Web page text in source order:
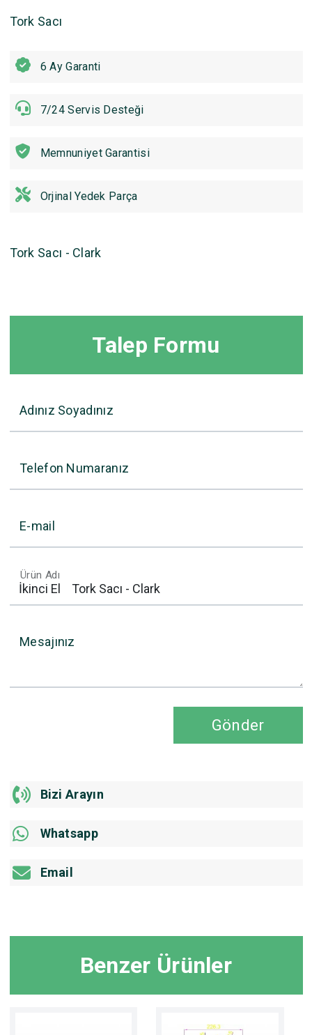
Tork Sacı
6 Ay Garanti
7/24 Servis Desteği
Memnuniyet Garantisi
Orjinal Yedek Parça
Tork Sacı - Clark
Talep Formu
Adınız Soyadınız
Telefon Numaranız
E-mail
Ürün Adı
Mesajınız
Gönder
Bizi Arayın
Whatsapp
Email
Benzer Ürünler